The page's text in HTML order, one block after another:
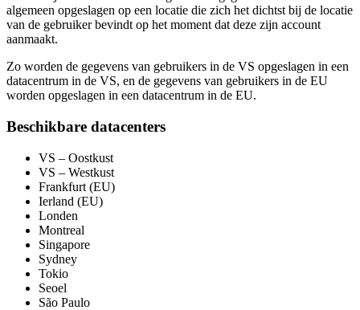
algemeen opgeslagen op een locatie die zich het dichtst bij de locatie
van de gebruiker bevindt op het moment dat deze zijn account
aanmaakt.
Zo worden de gegevens van gebruikers in de VS opgeslagen in een
datacentrum in de VS, en de gegevens van gebruikers in de EU
worden opgeslagen in een datacentrum in de EU.
Beschikbare datacenters
VS – Oostkust
VS – Westkust
Frankfurt (EU)
Ierland (EU)
Londen
Montreal
Singapore
Sydney
Tokio
Seoel
São Paulo